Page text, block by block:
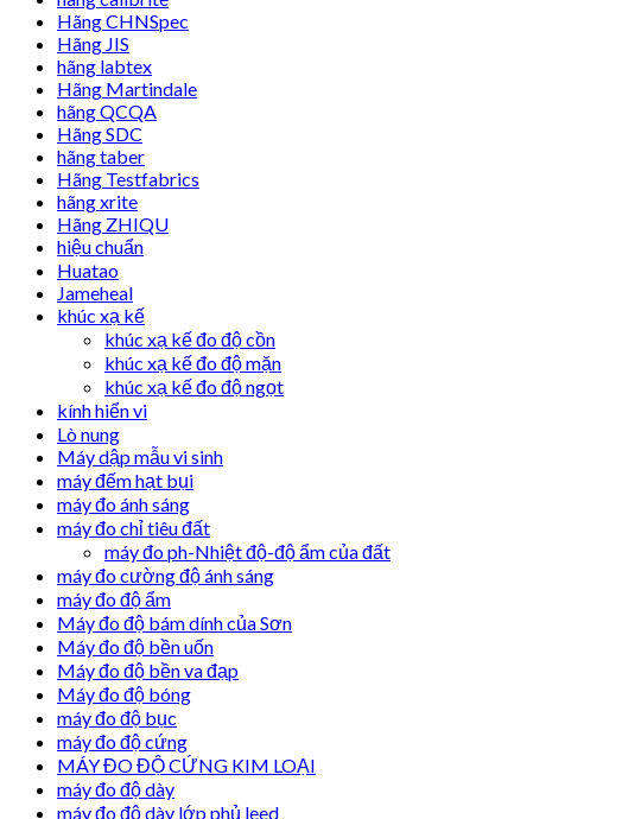
Hãng CHNSpec
Hãng JIS
hãng labtex
Hãng Martindale
hãng QCQA
Hãng SDC
hãng taber
Hãng Testfabrics
hãng xrite
Hãng ZHIQU
hiệu chuẩn
Huatao
Jameheal
khúc xạ kế
khúc xạ kế đo độ cồn
khúc xạ kế đo độ mặn
khúc xạ kế đo độ ngọt
kính hiển vi
Lò nung
Máy dập mẫu vi sinh
máy đếm hạt bụi
máy đo ánh sáng
máy đo chỉ tiêu đất
máy đo ph-Nhiệt độ-độ ẩm của đất
máy đo cường độ ánh sáng
máy đo độ ẩm
Máy đo độ bám dính của Sơn
Máy đo độ bền uốn
Máy đo độ bền va đạp
Máy đo độ bóng
máy đo độ bục
máy đo độ cứng
MÁY ĐO ĐỘ CỨNG KIM LOẠI
máy đo độ dày
máy đo độ dày lớp phủ leed